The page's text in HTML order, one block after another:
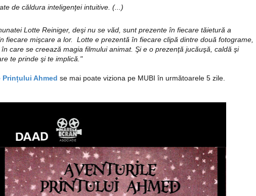
de căldura inteligenţei intuitive. (...)
Lotte Reiniger, deşi nu se văd, sunt prezente în fiecare tăietură a
fiecare mişcare a lor. Lotte e prezentă în fiecare clipă dintre două fotograme,
care se creează magia filmului animat. Şi e o prezenţă jucăuşă, caldă şi
te prinde şi te implică."
Prințului Ahmed se mai poate viziona pe MUBI în următoarele 5 zile.